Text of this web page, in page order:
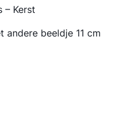
– Kerst
andere beeldje 11 cm